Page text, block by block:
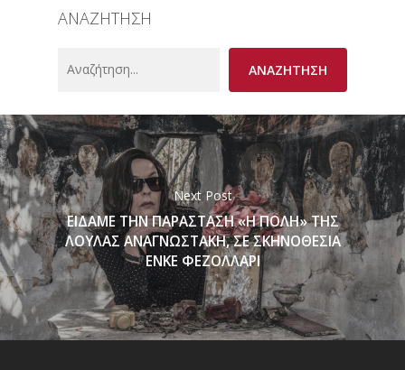
ΑΝΑΖΗΤΗΣΗ
ΑΝΑΖΗΤΗΣΗ
Next Post
ΕΙΔΑΜΕ ΤΗΝ ΠΑΡΑΣΤΑΣΗ «Η ΠΟΛΗ» ΤΗΣ
ΛΟΥΛΑΣ ΑΝΑΓΝΩΣΤΑΚΗ, ΣΕ ΣΚΗΝΟΘΕΣΙΑ
ΕΝΚΕ ΦΕΖΟΛΛΑΡΙ